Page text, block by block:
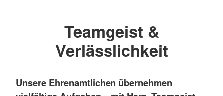
Teamgeist &
Verlässlichkeit
Unsere Ehrenamtlichen übernehmen